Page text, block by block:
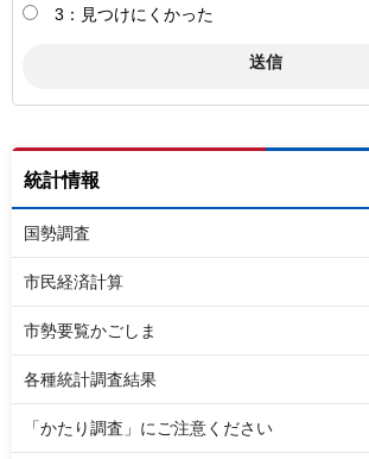
3：見つけにくかった
統計情報
国勢調査
市民経済計算
市勢要覧かごしま
各種統計調査結果
「かたり調査」にご注意ください